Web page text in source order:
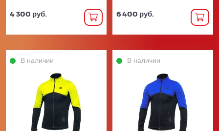
4 300 руб. 6 400 руб.
В наличии В наличии